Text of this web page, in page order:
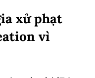
xử phạt
vì